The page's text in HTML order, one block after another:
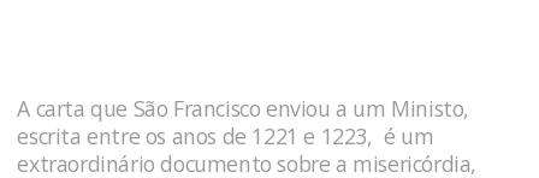
A carta que São Francisco enviou a um Ministo,
escrita entre os anos de 1221 e 1223, é um
extraordinário documento sobre a misericórdia,